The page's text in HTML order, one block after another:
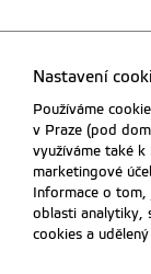
Nastavení
Používáme
v Praze (pod
využíváme také k
marketingové
Informace o
oblasti analytiky,
cookies a